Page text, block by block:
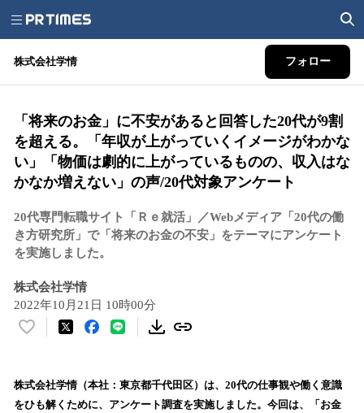
株式会社学情 フォロー
「将来のお金」に不安があると回答した20代が9割
を超える。「年収が上がっていくイメージがわかな
い」「物価は劇的に上がっているものの、収入はな
かなか増えない」の声/20代対象アンケート
20代専門転職サイト「Ｒｅ就活」／Webメディア「20代の働
き方研究所」で「将来のお金の不安」をテーマにアンケート
を実施しました。
株式会社学情
2022年10月21日 10時00分
い
！
数
株式会社学情（本社：東京都千代田区）は、20代の仕事観や働く意識
をひも解くために、アンケート調査を実施しました。今回は、「お金